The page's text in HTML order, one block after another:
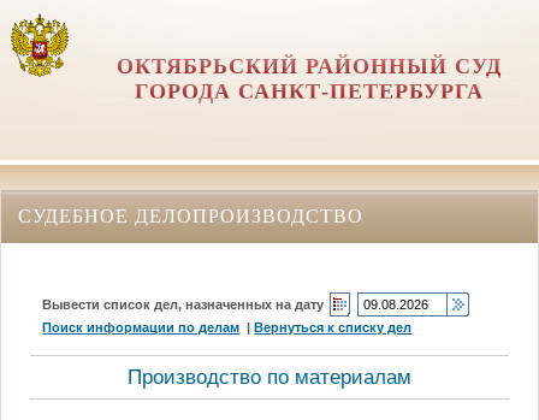
ОКТЯБРЬСКИЙ РАЙОННЫЙ СУД
ГОРОДА САНКТ-ПЕТЕРБУРГА
СУДЕБНОЕ ДЕЛОПРОИЗВОДСТВО
Вывести список дел, назначенных на дату
Поиск информации по делам |Вернуться к списку дел
Производство по материалам